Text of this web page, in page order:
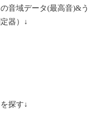
音域データ(最高音)&
器）↓
探す↓